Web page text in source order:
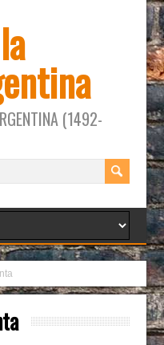
(1492-